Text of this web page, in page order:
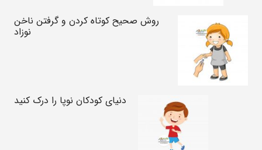
روش صحیح کوتاه کردن و گرفتن ناخن‌
نوزاد
دنیای کودکان نوپا را درک کنید